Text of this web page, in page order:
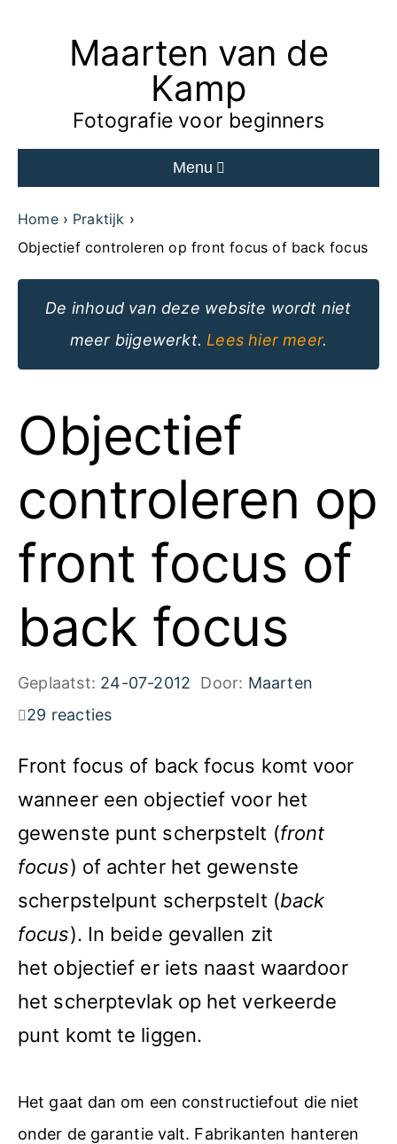
Maarten van de
Kamp
Fotografie voor beginners
Menu
Home
Praktijk
Objectief controleren op front focus of back focus
De inhoud van deze website wordt niet
meer bijgewerkt. Lees hier meer.
Objectief
controleren op
front focus of
back focus
Geplaatst: 24-07-2012 Door: Maarten
29 reacties
Front focus of back focus komt voor
wanneer een objectief voor het
gewenste punt scherpstelt (front
focus) of achter het gewenste
scherpstelpunt scherpstelt (back
focus). In beide gevallen zit
het objectief er iets naast waardoor
het scherptevlak op het verkeerde
punt komt te liggen.
Het gaat dan om een constructiefout die niet
onder de garantie valt. Fabrikanten hanteren